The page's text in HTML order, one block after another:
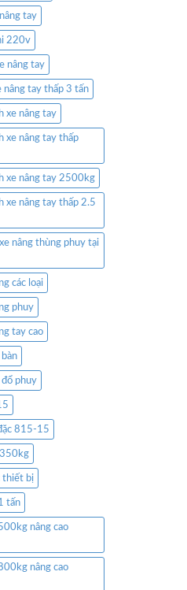
tay
220v
nâng tay
nâng tay thấp 3 tấn
xe nâng tay
xe nâng tay thấp
xe nâng tay 2500kg
xe nâng tay thấp 2.5
nâng thùng phuy tại
các loại
phuy
tay cao
đổ phuy
815-15
350kg
thiết bị
tấn
nâng cao
nâng cao